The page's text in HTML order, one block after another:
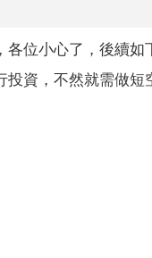
位小心了，後續
投資，不然就需做短